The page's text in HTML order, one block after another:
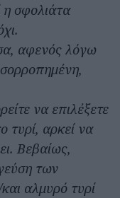
η σφολιάτα
αφενός λόγω
να επιλέξετε
τυρί, αρκεί να
Βεβαίως,
των
αλμυρό τυρί